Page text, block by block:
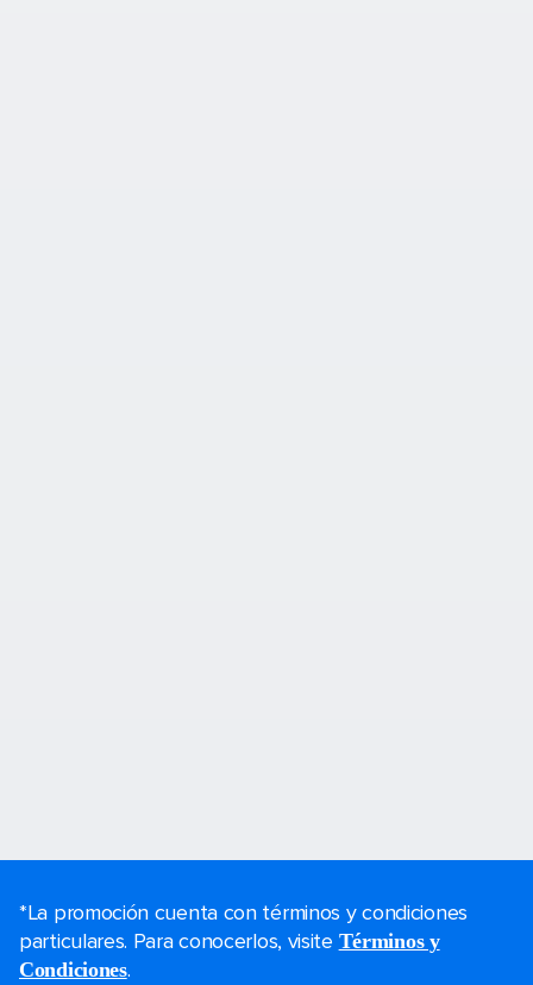
*La promoción cuenta con términos y condiciones
particulares. Para conocerlos, visite Términos y
Condiciones.